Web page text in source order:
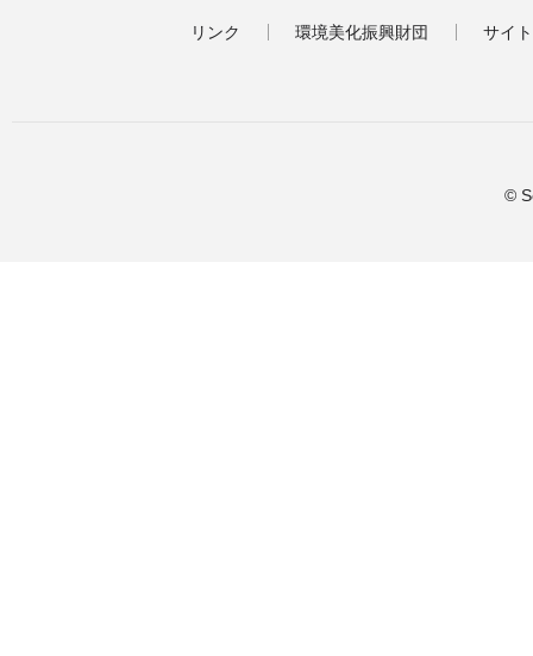
リンク 環境美化振興財団 サイ
©